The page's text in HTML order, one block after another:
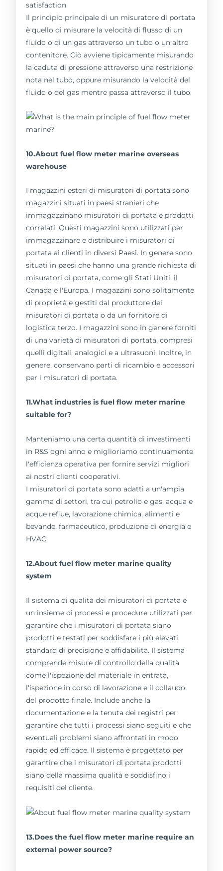
satisfaction.
Il principio principale di un misuratore di portata
è quello di misurare la velocità di flusso di un
fluido o di un gas attraverso un tubo o un altro
contenitore. Ciò avviene tipicamente misurando
la caduta di pressione attraverso una restrizione
nota nel tubo, oppure misurando la velocità del
fluido o del gas mentre passa attraverso il tubo.
10.About fuel flow meter marine overseas
warehouse
I magazzini esteri di misuratori di portata sono
magazzini situati in paesi stranieri che
immagazzinano misuratori di portata e prodotti
correlati. Questi magazzini sono utilizzati per
immagazzinare e distribuire i misuratori di
portata ai clienti in diversi Paesi. In genere sono
situati in paesi che hanno una grande richiesta di
misuratori di portata, come gli Stati Uniti, il
Canada e l'Europa. I magazzini sono solitamente
di proprietà e gestiti dal produttore dei
misuratori di portata o da un fornitore di
logistica terzo. I magazzini sono in genere forniti
di una varietà di misuratori di portata, compresi
quelli digitali, analogici e a ultrasuoni. Inoltre, in
genere, conservano parti di ricambio e accessori
per i misuratori di portata.
11.What industries is fuel flow meter marine
suitable for?
Manteniamo una certa quantità di investimenti
in R&S ogni anno e miglioriamo continuamente
l'efficienza operativa per fornire servizi migliori
ai nostri clienti cooperativi.
I misuratori di portata sono adatti a un'ampia
gamma di settori, tra cui petrolio e gas, acqua e
acque reflue, lavorazione chimica, alimenti e
bevande, farmaceutico, produzione di energia e
HVAC.
12.About fuel flow meter marine quality
system
Il sistema di qualità dei misuratori di portata è
un insieme di processi e procedure utilizzati per
garantire che i misuratori di portata siano
prodotti e testati per soddisfare i più elevati
standard di precisione e affidabilità. Il sistema
comprende misure di controllo della qualità
come l'ispezione del materiale in entrata,
l'ispezione in corso di lavorazione e il collaudo
del prodotto finale. Include anche la
documentazione e la tenuta dei registri per
garantire che tutti i processi siano seguiti e che
eventuali problemi siano affrontati in modo
rapido ed efficace. Il sistema è progettato per
garantire che i misuratori di portata prodotti
siano della massima qualità e soddisfino i
requisiti del cliente.
13.Does the fuel flow meter marine require an
external power source?